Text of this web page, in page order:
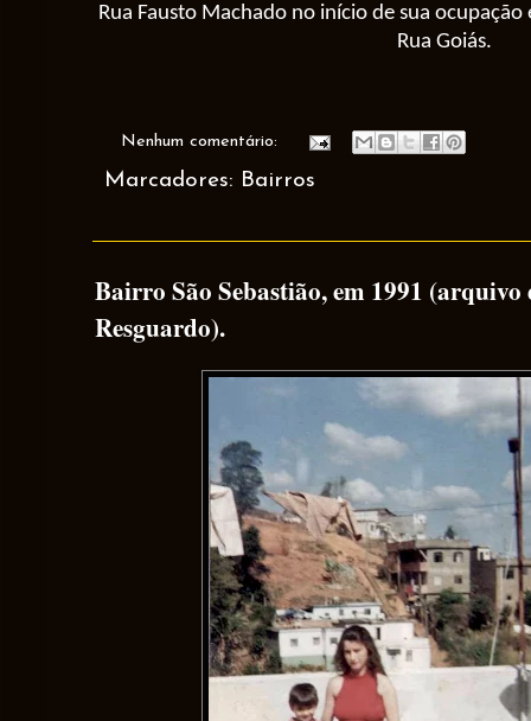
Rua Fausto Machado no início de sua
Rua Goiás.
Nenhum comentário:
Marcadores: Bairros
Bairro São Sebastião, em 1991
Resguardo).